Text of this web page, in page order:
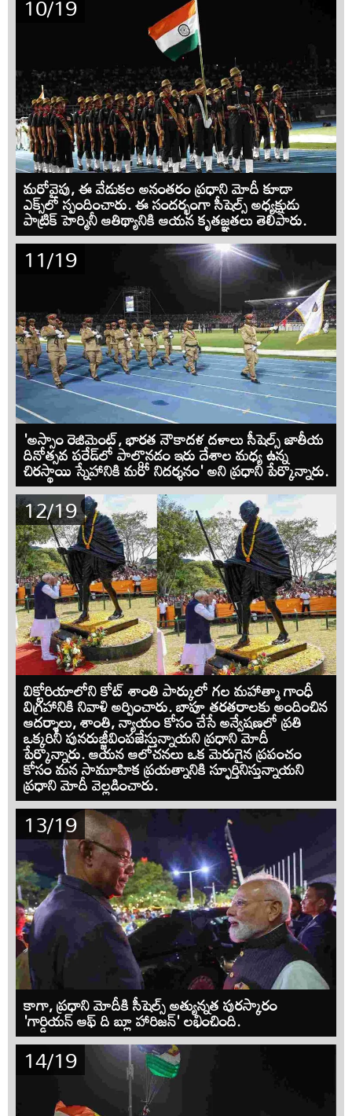
మరోవైపు, ఈ వేడుకల అనంతరం ప్రధాని మోదీ కూడా
ఎక్స్‌లో స్పందించారు. ఈ సందర్భంగా సీషెల్స్ అధ్యక్షుడు
పాట్రిక్ హెర్మినీ ఆతిథ్యానికి ఆయన కృతజ్ఞతలు తెలిపారు.
11/19
'అస్సాం రెజిమెంట్, భారత నౌకాదళ దళాలు సీషెల్స్ జాతీయ
దినోత్సవ పరేడ్‌లో పాల్గొనడం ఇరు దేశాల మధ్య ఉన్న
చిరస్థాయి స్నేహానికి మరో నిదర్శనం' అని ప్రధాని పేర్కొన్నారు.
12/19
విక్టోరియాలోని కోట్ శాంతి పార్కులో గల మహాత్మా గాంధీ
విగ్రహానికి నివాళి అర్పించారు. బాపూ తరతరాలకు అందించిన
ఆదర్శాలు, శాంతి, న్యాయం కోసం చేసే అన్వేషణలో ప్రతి
ఒక్కరినీ పునరుజ్జీవింపజేస్తున్నాయని ప్రధాని మోదీ
పేర్కొన్నారు. ఆయన ఆలోచనలు ఒక మెరుగైన ప్రపంచం
కోసం మన సామూహిక ప్రయత్నానికి స్ఫూర్తినిస్తున్నాయని
ప్రధాని మోదీ వెల్లడించారు.
13/19
కాగా, ప్రధాని మోదీకి సీషెల్స్ అత్యున్నత పురస్కారం
'గార్డియన్ ఆఫ్ ది బ్లూ హారిజన్' లభించింది.
14/19